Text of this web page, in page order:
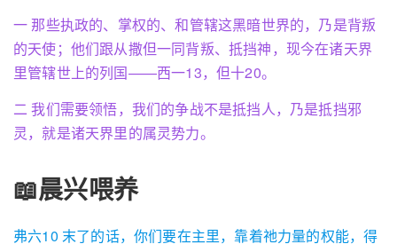
一 那些执政的、掌权的、和管辖这黑暗世界的，乃是背叛
的天使；他们跟从撒但一同背叛、抵挡神，现今在诸天界
里管辖世上的列国——西一13，但十20。
二 我们需要领悟，我们的争战不是抵挡人，乃是抵挡邪
灵，就是诸天界里的属灵势力。
📖晨兴喂养
弗六10 末了的话，你们要在主里，靠着祂力量的权能，得